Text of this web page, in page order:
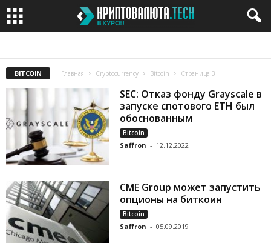
BITCOIN Главная Cryptocurrency Bitcoin Страница 3
SEC: Отказ фонду Grayscale в
запуске спотового ETH был
обоснованным
Bitcoin
Saffron - 12.12.2022
CME Group может запустить
опционы на биткоин
Bitcoin
Saffron - 05.09.2019